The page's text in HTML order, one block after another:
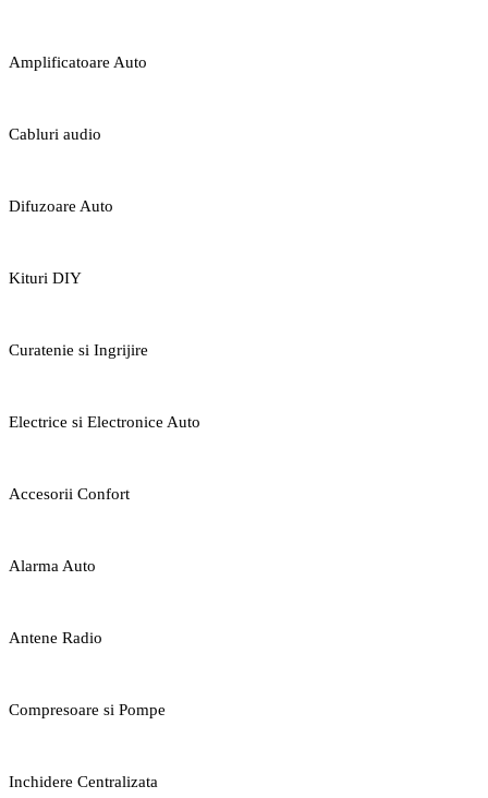
Amplificatoare Auto
Cabluri audio
Difuzoare Auto
Kituri DIY
Curatenie si Ingrijire
Electrice si Electronice Auto
Accesorii Confort
Alarma Auto
Antene Radio
Compresoare si Pompe
Inchidere Centralizata